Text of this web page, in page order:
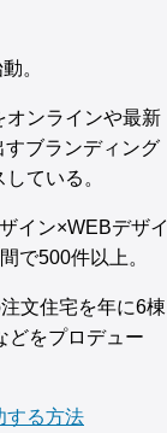
。
オンラインや最新
ブランディング
ている。
イン×WEBデザイ
で500件以上。
文住宅を年に6棟
どをプロデュー
する方法